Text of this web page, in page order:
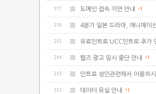
217 도메인 접속 지연 안내 +1
216 4분기 일본 드라마, 애니메이
215 유료인트로 UCC인트로 추가
214 웹즈 광고 임시 중단 안내 +1
213 인트로 성인관련해서 이용하
212 데이터 유실 안내 +1